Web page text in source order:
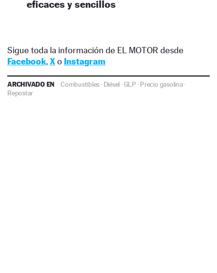
eficaces y sencillos
Sigue toda la información de EL MOTOR desde
Facebook, Xo Instagram
ARCHIVADO EN Combustibles · Diésel ·GLP ·Precio gasolina·
Repostar